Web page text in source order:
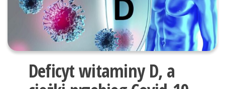
"APETYT
ŻYCIE" |
Wrocław
plany
leczniczych.
Diety
odchudzające.
Dietoterapia iDeficyt witaminy D, a